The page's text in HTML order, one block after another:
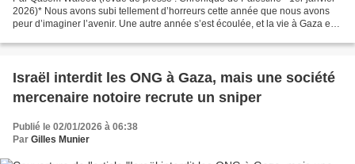
2026)* Nous avons subi tellement d’horreurs cette année que nous avons
peur d’imaginer l’avenir. Une autre année s’est écoulée, et la vie à Gaza est
Israël interdit les ONG à Gaza, mais une société
mercenaire notoire recrute un sniper
Publié le 02/01/2026 à 06:38
Par Gilles Munier